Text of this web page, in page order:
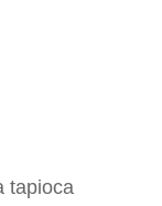
tapioca